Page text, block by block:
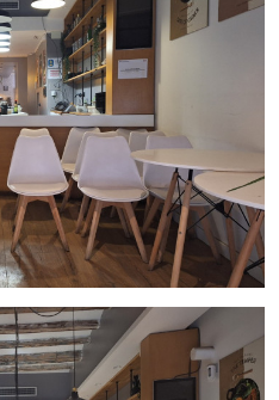
de humos.
convierten este
para emprendedores e
con alto potencial de
más demandadas de
para la zona y
de negocio.